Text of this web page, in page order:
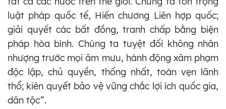
luật pháp quốc tế, Hiến chương Liên hợp quốc;
giải quyết các bất đồng, tranh chấp bằng biện
pháp hòa bình. Chúng ta tuyệt đối không nhân
nhượng trước mọi âm mưu, hành động xâm phạm
độc lập, chủ quyền, thống nhất, toàn vẹn lãnh
thổ; kiên quyết bảo vệ vững chắc lợi ích quốc gia,
dân tộc”.